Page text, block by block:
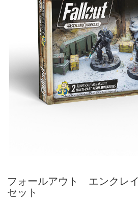
フォールアウト エンクレ
セット